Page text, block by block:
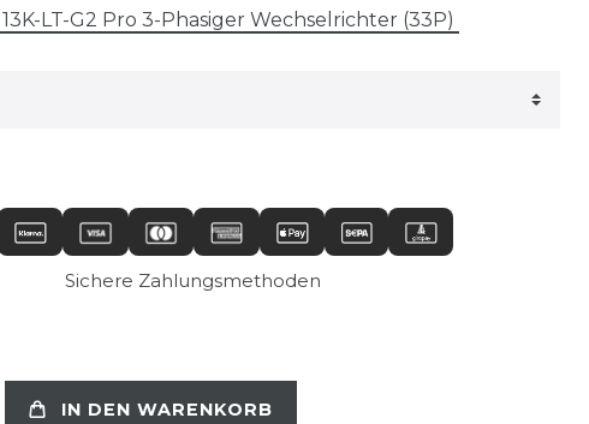
LT-G2 Pro 3-Phasiger Wechselrichter (33P)
Sichere Zahlungsmethoden
IN DEN WARENKORB